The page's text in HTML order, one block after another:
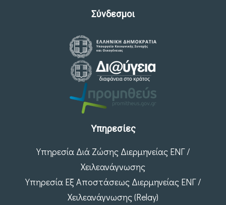
Σύνδεσμοι
Υπηρεσίες
Υπηρεσία Διά Ζώσης Διερμηνείας ΕΝΓ /
Χειλεανάγνωσης
Υπηρεσία Εξ Αποστάσεως Διερμηνείας ΕΝΓ /
Χειλεανάγνωσης (Relay)